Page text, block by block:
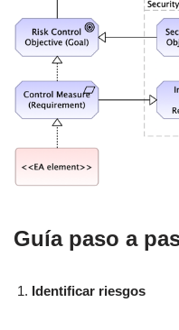
Guía paso a
Identificar riesgos